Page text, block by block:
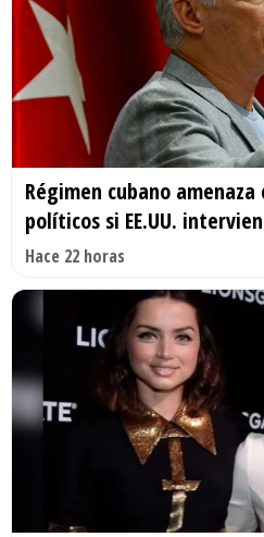
Régimen cubano
políticos si EE.UU.
Hace 22 horas